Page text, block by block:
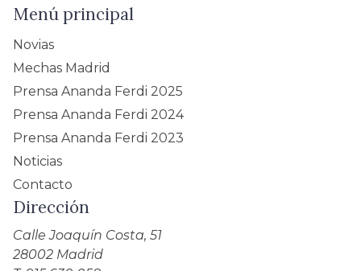
Menú principal
Novias
Mechas Madrid
Prensa Ananda Ferdi 2025
Prensa Ananda Ferdi 2024
Prensa Ananda Ferdi 2023
Noticias
Contacto
Dirección
Calle Joaquín Costa, 51
28002 Madrid